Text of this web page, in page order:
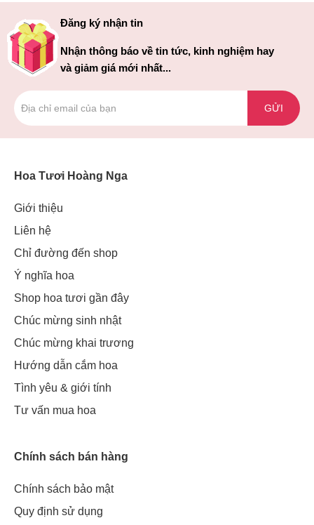
Đăng ký nhận tin
Nhận thông báo về tin tức, kinh nghiệm hay
và giảm giá mới nhất...
GỬI
Hoa Tươi Hoàng Nga
Giới thiệu
Liên hệ
Chỉ đường đến shop
Ý nghĩa hoa
Shop hoa tươi gần đây
Chúc mừng sinh nhật
Chúc mừng khai trương
Hướng dẫn cắm hoa
Tình yêu & giới tính
Tư vấn mua hoa
Chính sách bán hàng
Chính sách bảo mật
Quy định sử dụng